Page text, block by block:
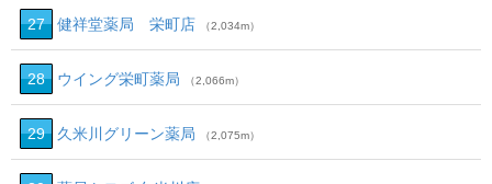
27 健祥堂薬局 栄町店 （2,034m）
28 ウイング栄町薬局 （2,066m）
29 久米川グリーン薬局 （2,075m）